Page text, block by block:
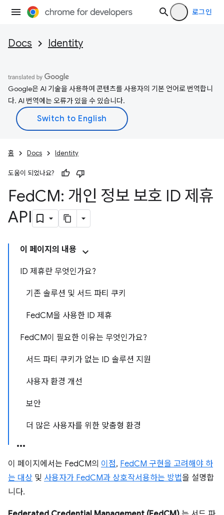
로그인
Docs Identity
Google은 AI 기술을 사용하여 콘텐츠를 사용자의 기본 언어로 번역합니
다. AI 번역에는 오류가 있을 수 있습니다.
홈 Docs Identity
도움이 되었나요?
FedCM: 개인 정보 보호 ID 제휴
API
이 페이지의 내용
ID 제휴란 무엇인가요?
기존 솔루션 및 서드 파티 쿠키
FedCM을 사용한 ID 제휴
FedCM이 필요한 이유는 무엇인가요?
서드 파티 쿠키가 없는 ID 솔루션 지원
사용자 환경 개선
보안
더 많은 사용자를 위한 맞춤형 환경
이 페이지에서는 FedCM의 이점, FedCM 구현을 고려해야 하
는 대상 및 사용자가 FedCM과 상호작서용하는 방법을 설명합
니다.